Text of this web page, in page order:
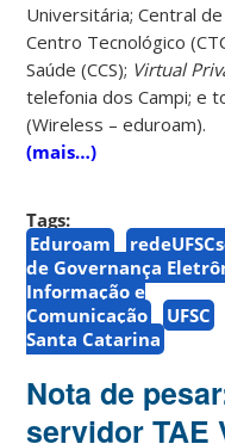
Universitária; Central
Centro Tecnológico
Saúde (CCS); Virtual
telefonia dos Campi; e
(Wireless – eduroam).
(mais…)
Tags:
Eduroam
de Governança
Informação e
Comunicação
UFSC
Santa Catarina
Nota de
servidor TAE